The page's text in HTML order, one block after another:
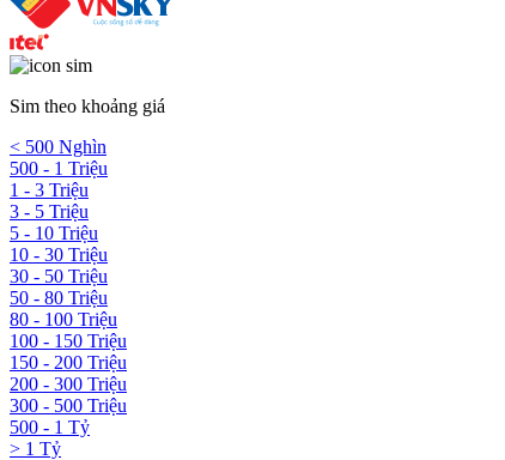
Sim theo khoảng giá
< 500 Nghìn
500 - 1 Triệu
1 - 3 Triệu
3 - 5 Triệu
5 - 10 Triệu
10 - 30 Triệu
30 - 50 Triệu
50 - 80 Triệu
80 - 100 Triệu
100 - 150 Triệu
150 - 200 Triệu
200 - 300 Triệu
300 - 500 Triệu
500 - 1 Tỷ
> 1 Tỷ